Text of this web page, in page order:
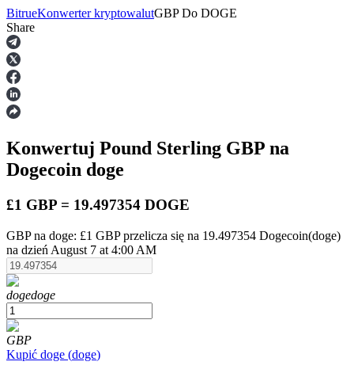
Kontrakty terminowe
Kontrakty terminowe na USDT
Kontrakty futures wykorzystujące USDT jako zabezpieczenie
BitrueKonwerter kryptowalutGBP Do DOGE
Share
Konwertuj Pound Sterling GBP na
Dogecoin doge
£1 GBP = 19.497354 DOGE
GBP na doge: £1 GBP przelicza się na 19.497354 Dogecoin(doge)
na dzień August 7 at 4:00 AM
dogedoge
GBP
Kupić doge (doge)